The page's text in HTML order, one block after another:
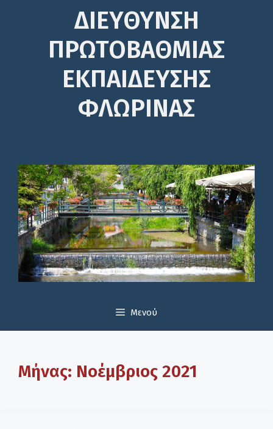
ΔΙΕΎΘΥΝΣΗ
ΠΡΩΤΟΒΆΘΜΙΑΣ
ΕΚΠΑΊΔΕΥΣΗΣ
ΦΛΩΡΙΝΑΣ
Μενού
Μήνας: Νοέμβριος 2021